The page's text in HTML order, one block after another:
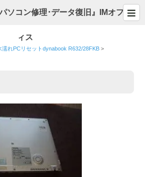
ソコン修理･データ復旧』IMオフ
ィス
濡れPCリセットdynabook R632/28FKB >